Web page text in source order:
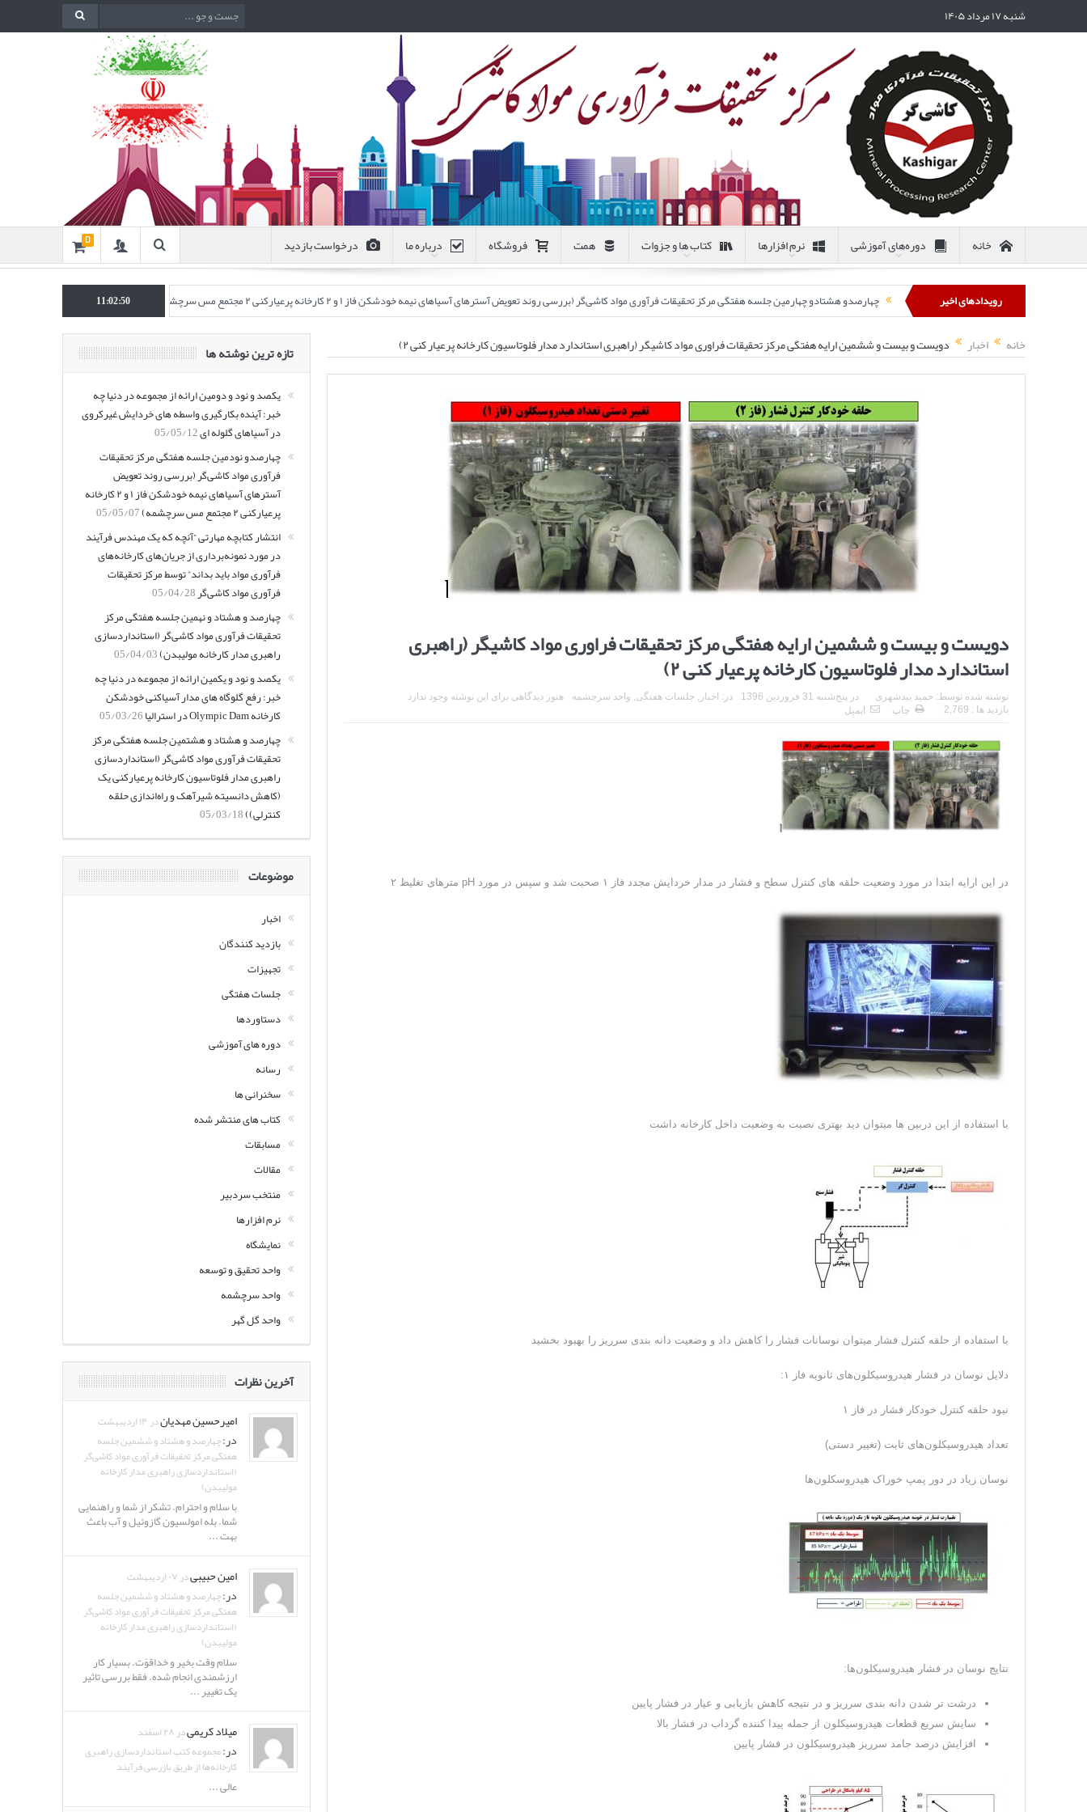
شنبه ۱۷ مرداد ۱۴۰۵
خانه دوره‌های آموزشی نرم افزارها کتاب ها و جزوات همت فروشگاه درباره ما درخواست بازدید 0
رویدادهای اخیر انتشار مقاله‌ای تحت عنوان چهارصدو هشتادو چهارمین جلسه هفتگی مرکز تحقیقات فرآوری مواد کاشی‌گر (بررسی روند تعویض آسترهای آسیاهای نیمه خودشکن فاز ۱ و ۲ کارخانه پرعیارکنی ۲ مجتمع مس سرچشمه) 11:02:51
خانه اخبار دویست و بیست و ششمین ارایه هفتگی مرکز تحقیقات فراوری مواد کاشیگر (راهبری استاندارد مدار فلوتاسیون کارخانه پرعیار کنی ۲)
دویست و بیست و ششمین ارایه هفتگی مرکز تحقیقات فراوری مواد کاشیگر (راهبری
استاندارد مدار فلوتاسیون کارخانه پرعیار کنی ۲)
نوشته شده توسط:حمید بیدشهری در پنج‌شنبه 31 فروردین 1396 در: اخبار ,جلسات هفتگی, واحد سرچشمه
هنوز دیدگاهی برای این نوشته وجود ندارد
بازدید ها : 2,769
چاپ ایمیل
در این ارایه ابتدا در مورد وضعیت حلقه های کنترل سطح و فشار در مدار خردایش مجدد فاز ۱ صحبت شد و سپس در مورد pH مترهای تغلیظ ۲
با استفاده از این دربین ها میتوان دید بهتری نصبت به وضعیت داخل کارخانه داشت
با استفاده از حلقه کنترل فشار میتوان نوسانات فشار را کاهش داد و وضعیت دانه بندی سرریز را بهبود بخشید
دلایل نوسان در فشار هیدروسیکلون‌های ثانویه فاز ۱:
نبود حلقه کنترل خودکار فشار در فاز ۱
تعداد هیدروسیکلون‌های ثابت (تغییر دستی)
نوسان زیاد در دور پمپ خوراک هیدروسکلون‌ها
نتایج نوسان در فشار هیدروسیکلون‌ها:
درشت تر شدن دانه بندی سرریز و در نتیجه کاهش بازیابی و عیار در فشار پایین
سایش سریع قطعات هیدروسیکلون از جمله پیدا کننده گرداب در فشار بالا
افزایش درصد جامد سرریز هیدروسیکلون در فشار پایین
تازه ترین نوشته ها
یکصد و نود و دومین ارائه از مجموعه در دنیا چه
خبر: آینده بکارگیری واسطه های خردایش غیرکروی
در آسیاهای گلوله ای05/05/12
چهارصدو نودمین جلسه هفتگی مرکز تحقیقات
فرآوری مواد کاشی‌گر (بررسی روند تعویض
آسترهای آسیاهای نیمه خودشکن فاز ۱ و ۲ کارخانه
پرعیارکنی ۲ مجتمع مس سرچشمه)
05/05/07
انتشار کتابچه مهارتی “آنچه که یک مهندس فرآیند
در مورد نمونه‌برداری از جریان‌های کارخانه‌های
فرآوری مواد باید بداند” توسط مرکز تحقیقات
فرآوری مواد کاشی‌گر05/04/28
چهارصد و هشتاد و نهمین جلسه هفتگی مرکز
تحقیقات فرآوری مواد کاشی‌گر (استانداردسازی
راهبری مدار کارخانه مولیبدن)05/04/03
یکصد و نود و یکمین ارائه از مجموعه در دنیا چه
خبر: رفع گلوگاه های مدار آسیاکنی خودشکن
کارخانه Olympic Dam در استرالیا
05/03/26
چهارصد و هشتاد و هشتمین جلسه هفتگی مرکز
تحقیقات فرآوری مواد کاشی‌گر (استانداردسازی
راهبری مدار فلوتاسیون کارخانه پرعیارکنی یک
(کاهش دانسیته شیرآهک و راه‌اندازی حلقه
کنترلی))05/03/18
موضوعات
اخبار
بازدید کنندگان
تجهیزات
جلسات هفتگی
دستاوردها
دوره های آموزشی
رسانه
سخنرانی ها
کتاب های منتشر شده
مسابقات
مقالات
منتخب سردبیر
نرم افزارها
نمایشگاه
واحد تحقیق و توسعه
واحد سرچشمه
واحد گل گهر
آخرین نظرات
امیرحسین مهدیاندر ۱۴ اردیبهشت
در:چهارصد و هشتاد و ششمین جلسه
هفتگی مرکز تحقیقات فرآوری مواد کاشی‌گر
(استانداردسازی راهبری مدار کارخانه
مولیبدن)
با سلام و احترام. تشکر از شما و راهنمایی
شما. بله امولسیون گازوئیل و آب باعث
بهت ...
امین حبیبیدر ۰۷ اردیبهشت
در:چهارصد و هشتاد و ششمین جلسه
هفتگی مرکز تحقیقات فرآوری مواد کاشی‌گر
(استانداردسازی راهبری مدار کارخانه
مولیبدن)
سلام وقت بخیر و خداقوّت. بسیار کار
ارزشمندی انجام شده. فقط بررسی تاثیر
یک تغییر ...
میلاد کریمیدر ۲۸ اسفند
در:مجموعه کتب استانداردسازی راهبری
کارخانه‌ها از طریق بازرسی فرآیند
عالی ...